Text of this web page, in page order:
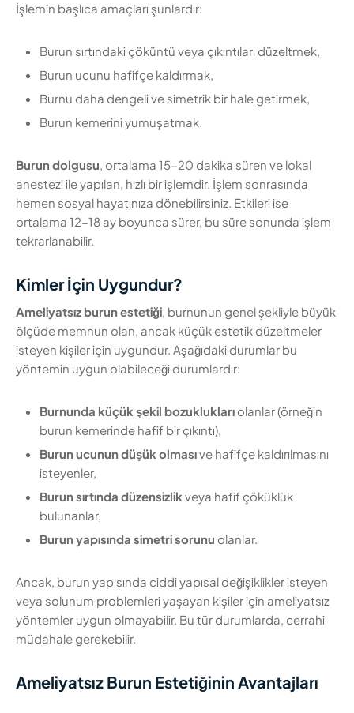
İşlemin başlıca amaçları şunlardır:
Burun sırtındaki çöküntü veya çıkıntıları düzeltmek,
Burun ucunu hafifçe kaldırmak,
Burnu daha dengeli ve simetrik bir hale getirmek,
Burun kemerini yumuşatmak.
Burun dolgusu, ortalama 15-20 dakika süren ve lokal
anestezi ile yapılan, hızlı bir işlemdir. İşlem sonrasında
hemen sosyal hayatınıza dönebilirsiniz. Etkileri ise
ortalama 12-18 ay boyunca sürer, bu süre sonunda işlem
tekrarlanabilir.
Kimler İçin Uygundur?
Ameliyatsız burun estetiği, burnunun genel şekliyle büyük
ölçüde memnun olan, ancak küçük estetik düzeltmeler
isteyen kişiler için uygundur. Aşağıdaki durumlar bu
yöntemin uygun olabileceği durumlardır:
Burnunda küçük şekil bozuklukları olanlar (örneğin
burun kemerinde hafif bir çıkıntı),
Burun ucunun düşük olmasıve hafifçe kaldırılmasını
isteyenler,
Burun sırtında düzensizlik veya hafif çöküklük
bulunanlar,
Burun yapısında simetri sorunu olanlar.
Ancak, burun yapısında ciddi yapısal değişiklikler isteyen
veya solunum problemleri yaşayan kişiler için ameliyatsız
yöntemler uygun olmayabilir. Bu tür durumlarda, cerrahi
müdahale gerekebilir.
Ameliyatsız Burun Estetiğinin Avantajları